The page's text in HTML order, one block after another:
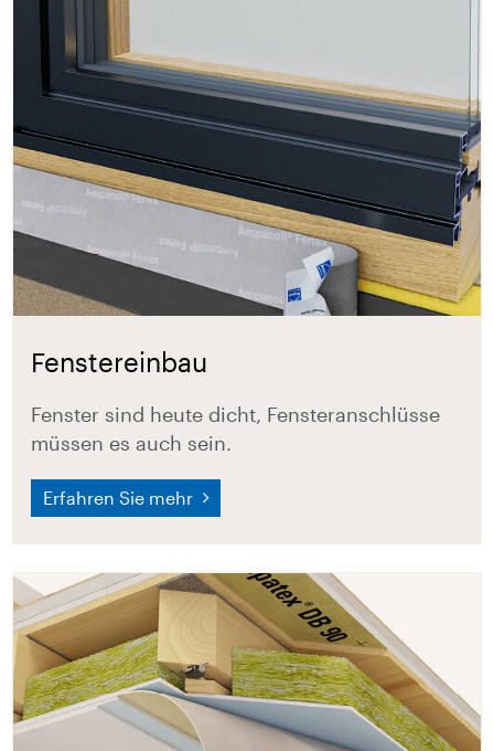
Fenstereinbau
Fenster sind heute dicht, Fensteranschlüsse
müssen es auch sein.
Erfahren Sie mehr